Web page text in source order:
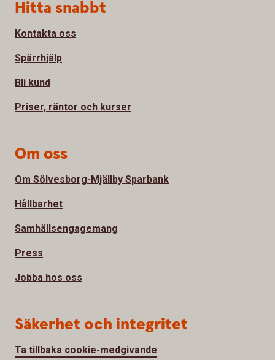
Sidfot
Hitta snabbt
Kontakta oss
Spärrhjälp
Bli kund
Priser, räntor och kurser
Om oss
Om Sölvesborg-Mjällby Sparbank
Hållbarhet
Samhällsengagemang
Press
Jobba hos oss
Säkerhet och integritet
Ta tillbaka cookie-medgivande